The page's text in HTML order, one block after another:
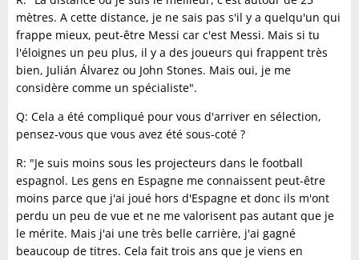
mètres. A cette distance, je ne sais pas s'il y a quelqu'un qui
frappe mieux, peut-être Messi car c'est Messi. Mais si tu
l'éloignes un peu plus, il y a des joueurs qui frappent très
bien, Julián Álvarez ou John Stones. Mais oui, je me
considère comme un spécialiste".
Q: Cela a été compliqué pour vous d'arriver en sélection,
pensez-vous que vous avez été sous-coté ?
R: "Je suis moins sous les projecteurs dans le football
espagnol. Les gens en Espagne me connaissent peut-être
moins parce que j'ai joué hors d'Espagne et donc ils m'ont
perdu un peu de vue et ne me valorisent pas autant que je
le mérite. Mais j'ai une très belle carrière, j'ai gagné
beaucoup de titres. Cela fait trois ans que je viens en